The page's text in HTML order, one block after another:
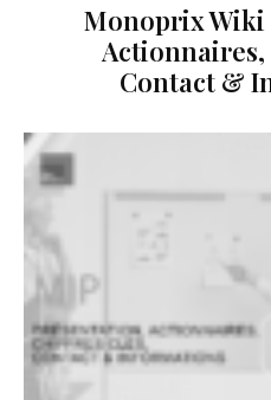
Monoprix Wiki
Contact &